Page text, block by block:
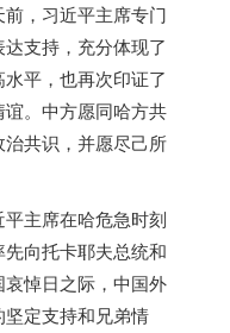
，习近平主席专门
支持，充分体现了
平，也再次印证了
。中方愿同哈方共
共识，并愿尽己所
主席在哈危急时刻
向托卡耶夫总统和
悼日之际，中国外
定支持和兄弟情